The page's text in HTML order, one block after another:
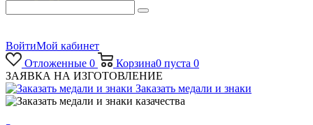
ВойтиМой кабинет
Отложенные 0 Корзина0 пуста 0
ЗАЯВКА НА ИЗГОТОВЛЕНИЕ
Заказать медали и знаки